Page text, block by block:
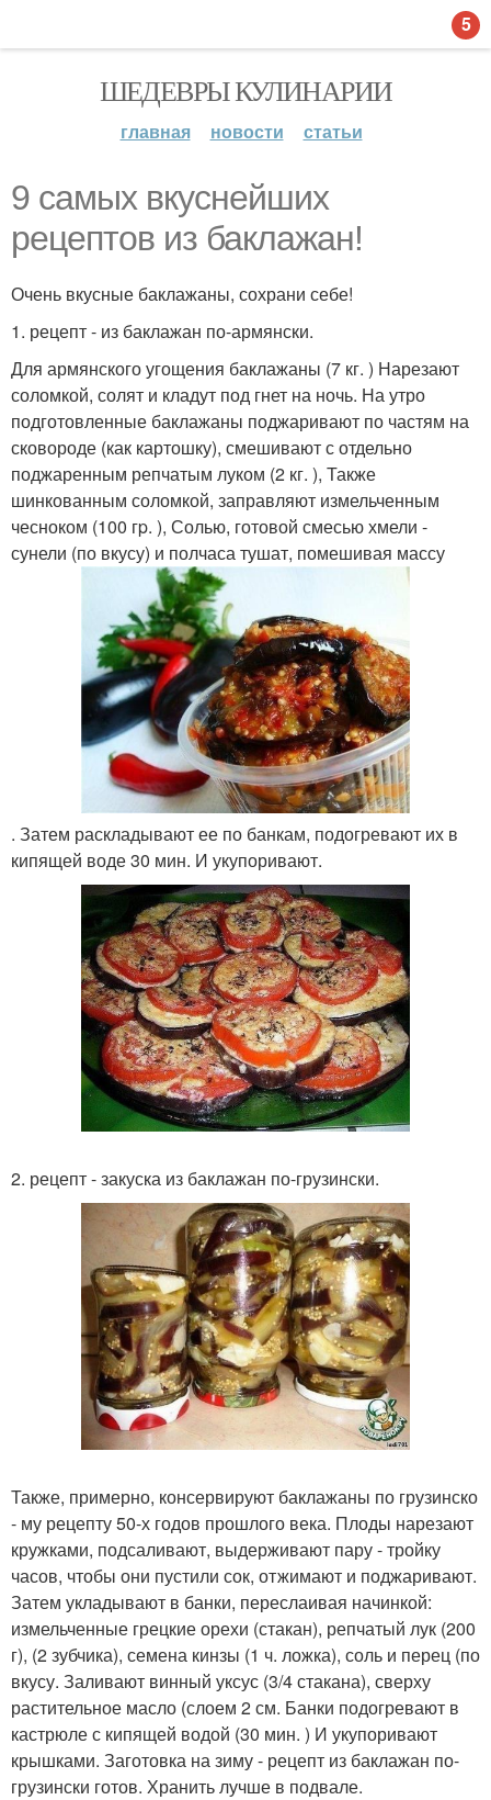
ШЕДЕВРЫ КУЛИНАРИИ
главная новости статьи
9 самых вкуснейших
рецептов из баклажан!
Очень вкусные баклажаны, сохрани себе!
1. рецепт - из баклажан по-армянски.
Для армянского угощения баклажаны (7 кг. ) Нарезают
соломкой, солят и кладут под гнет на ночь. На утро
подготовленные баклажаны поджаривают по частям на
сковороде (как картошку), смешивают с отдельно
поджаренным репчатым луком (2 кг. ), Также
шинкованным соломкой, заправляют измельченным
чесноком (100 гp. ), Солью, готовой смесью хмели -
сунели (по вкусу) и полчаса тушат, помешивая массу
. Затем раскладывают ее по банкам, подогревают их в
кипящей воде 30 мин. И укупоривают.
2. рецепт - закуска из баклажан по-грузински.
Также, примерно, консервируют баклажаны по грузинско
- му рецепту 50-х годов прошлого века. Плоды нарезают
кружками, подсаливают, выдерживают пару - тройку
часов, чтобы они пустили сок, отжимают и поджаривают.
Затем укладывают в банки, переслаивая начинкой:
измельченные грецкие орехи (стакан), репчатый лук (200
г), (2 зубчика), семена кинзы (1 ч. ложка), соль и перец (по
вкусу. Заливают винный уксус (3/4 стакана), сверху
растительное масло (слоем 2 см. Банки подогревают в
кастрюле с кипящей водой (30 мин. ) И укупоривают
крышками. Заготовка на зиму - рецепт из баклажан по-
грузински готов. Хранить лучше в подвале.
5